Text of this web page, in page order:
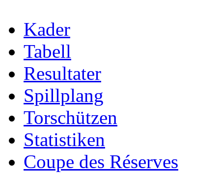
Kader
Tabell
Resultater
Spillplang
Torschützen
Statistiken
Coupe des Réserves